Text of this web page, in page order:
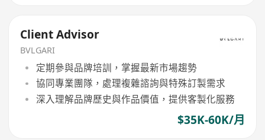
Client Advisor
BVLGARI
定期參與品牌培訓，掌握最新市場趨勢
協同專業團隊，處理複雜諮詢與特殊訂製需求
深入理解品牌歷史與作品價值，提供客製化服務
$35K-60K/月